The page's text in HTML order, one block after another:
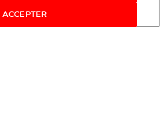
ACCEPTER